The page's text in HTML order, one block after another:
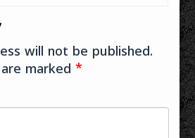
will not be published.
are marked*